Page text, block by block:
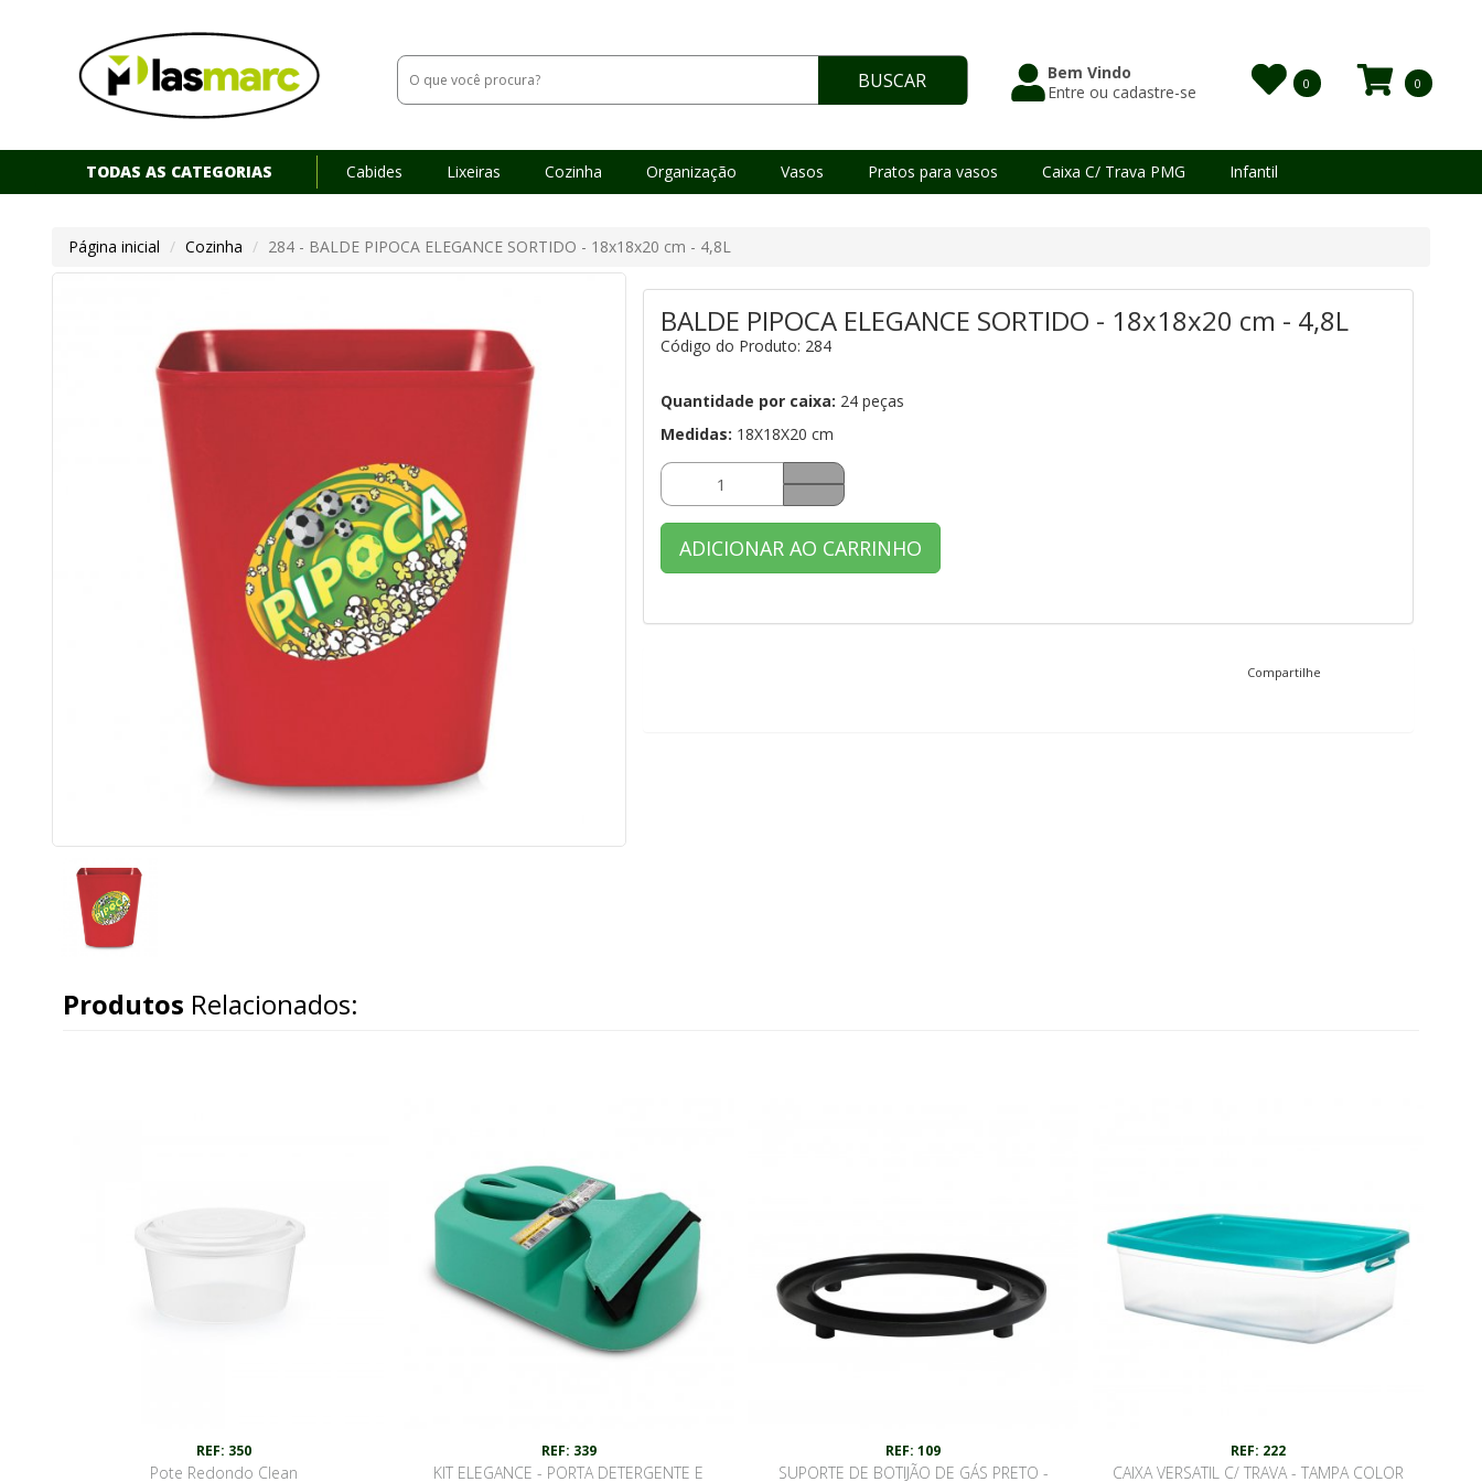
BUSCAR
0
0
Bem Vindo
Entre ou cadastre-se
TODAS AS CATEGORIAS Cabides Lixeiras Cozinha Organização Vasos Pratos para vasos Caixa C/ Trava PMG Infantil
Página inicial
Cozinha 284 - BALDE PIPOCA ELEGANCE SORTIDO - 18x18x20 cm - 4,8L
BALDE PIPOCA ELEGANCE SORTIDO - 18x18x20 cm - 4,8L
Código do Produto: 284
Quantidade por caixa: 24 peças
Medidas: 18X18X20 cm
ADICIONAR AO CARRINHO
Compartilhe
Produtos Relacionados:
REF: 350
Pote Redondo Clean
REF: 339
KIT ELEGANCE - PORTA DETERGENTE E
REF: 109
SUPORTE DE BOTIJÃO DE GÁS PRETO -
REF: 222
CAIXA VERSATIL C/ TRAVA - TAMPA COLOR